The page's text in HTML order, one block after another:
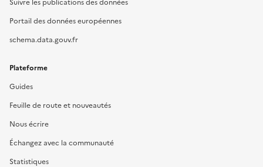
Portail des données européennes
schema.data.gouv.fr
Plateforme
Guides
Feuille de route et nouveautés
Nous écrire
Échangez avec la communauté
Statistiques